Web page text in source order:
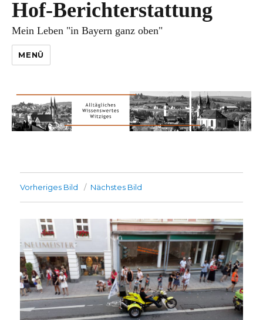
Hof-Berichterstattung
Mein Leben "in Bayern ganz oben"
MENÜ
Vorheriges Bild Nächstes Bild